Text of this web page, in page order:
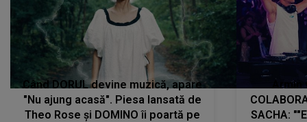
Când DORUL devine muzică, apare
"Nu ajung acasă". Piesa lansată de
Theo Rose și DOMINO îi poartă pe
SACHA: